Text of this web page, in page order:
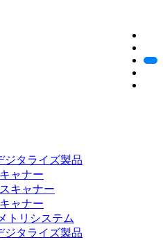
ジタライズ製品
ャナー
キャナー
ャナー
トリシステム
ジタライズ製品